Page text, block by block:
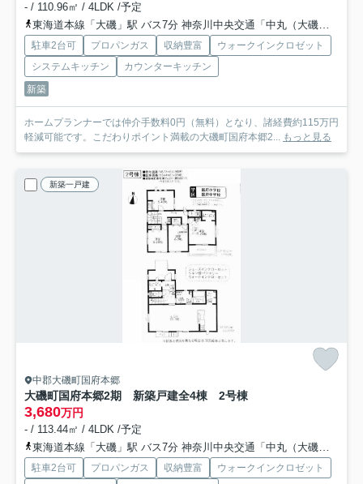
- / 110.96㎡ / 4LDK /予定
東海道本線「大磯」駅 バス7分 神奈川中央交通「中丸（大磯町）」 停歩3分
駐車2台可 プロパンガス 収納豊富
ウォークインクロゼット
システムキッチン
カウンターキッチン
新築
ホームプランナーでは仲介手数料0円（無料）となり、諸経費約115万円
軽減可能です。こだわりポイント満載の大磯町国府本郷2... もっと見る
新築一戸建
中郡大磯町国府本郷
大磯町国府本郷2期 新築戸建全4棟 2号棟
3,680万円
- / 113.44㎡ / 4LDK /予定
東海道本線「大磯」駅 バス7分 神奈川中央交通「中丸（大磯町）」 停歩3分
駐車2台可 プロパンガス 収納豊富
ウォークインクロゼット